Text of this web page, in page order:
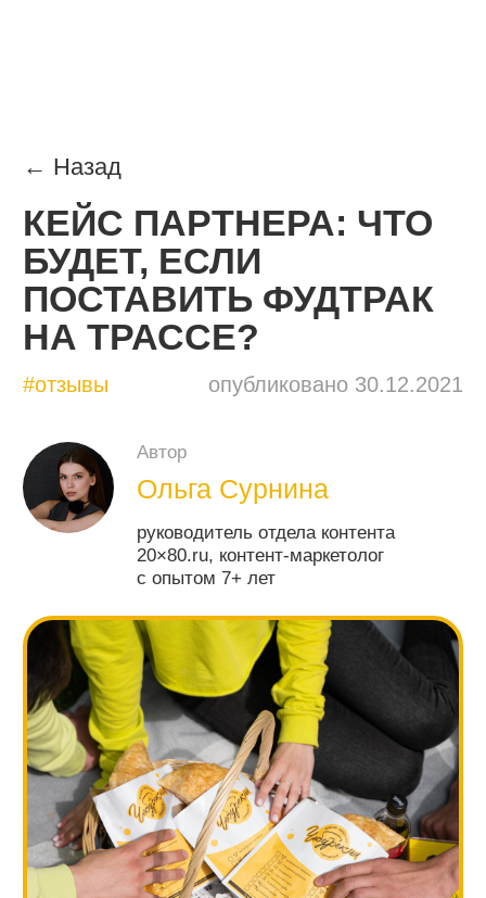
Автор
Ольга Сурнина
руководитель отдела контента
20×80.ru, контент-маркетолог
КЕЙС ПАРТНЕРА: ЧТО
БУДЕТ, ЕСЛИ
ПОСТАВИТЬ ФУДТРАК
НА ТРАССЕ?
#отзывы опубликовано 30.12.2021